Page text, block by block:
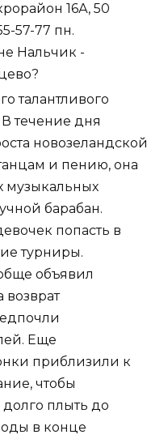
16А, 50
57-77 пн.
Нальчик -
талантливого
В течение дня
новозеландской
и пению, она
музыкальных
барабан.
попасть в
турниры.
объявил
возврат
Еще
приблизили к
чтобы
плыть до
в конце